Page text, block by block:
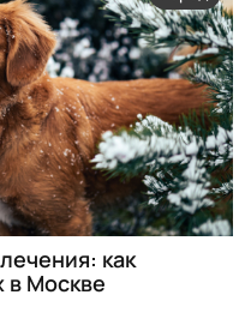
как
в Москве